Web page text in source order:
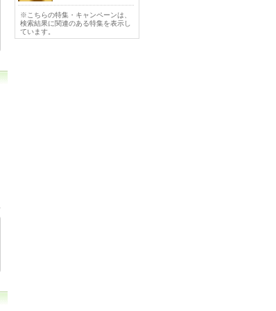
※こちらの特集・キャンペーンは、
検索結果に関連のある特集を表示し
ています。